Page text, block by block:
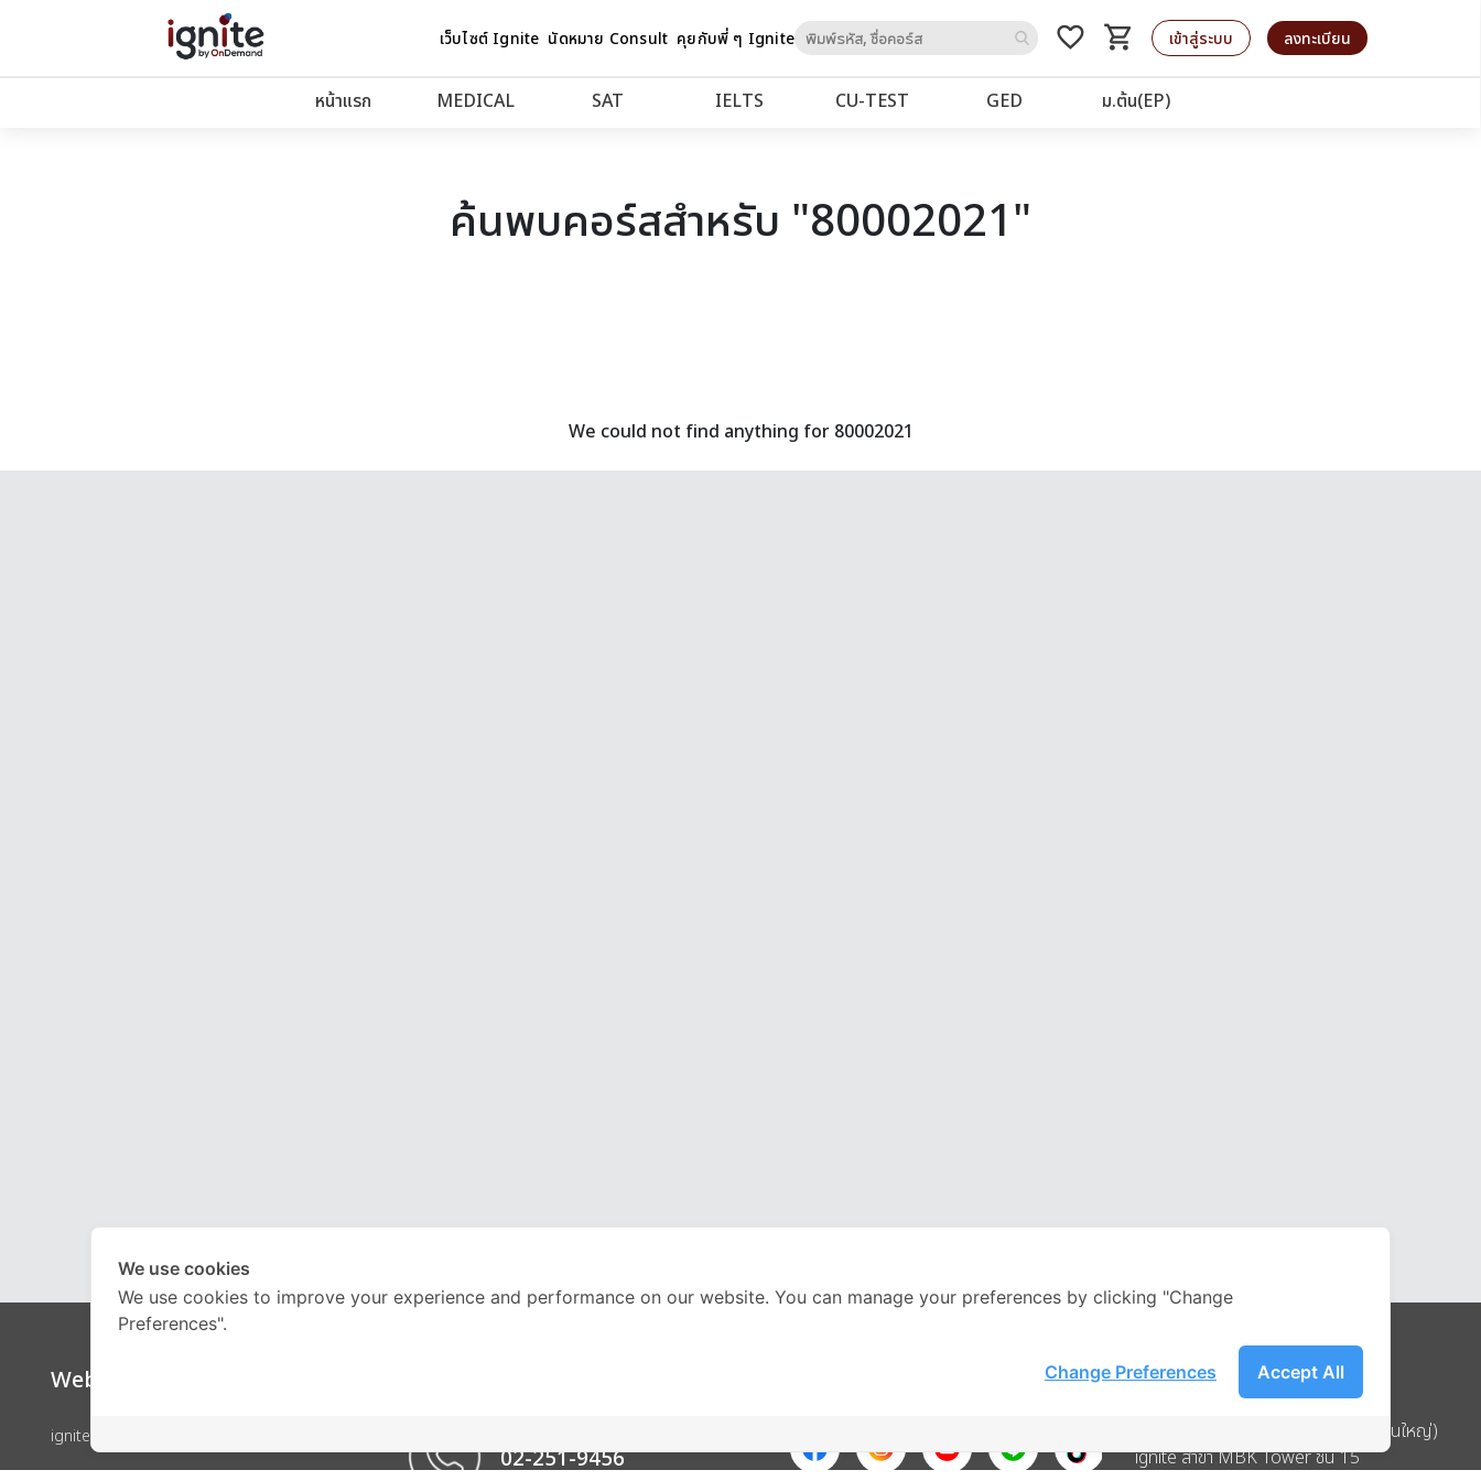
เว็บไซต์ Ignite นัดหมาย Consult คุยกับพี่ ๆ Igniteto
favorite_border shopping_cart
รถเข็น เข้าสู่ระบบ ลงทะเบียน
หน้าแรก MEDICAL SAT IELTS CU‑TEST GED ม.ต้น(EP)
ค้นพบคอร์สสำหรับ "80002021"
We could not find anything for 80002021
Website
ignite by OnDemand
02-251-9456
Address
บริษัท อิกไนท์ เอ สตาร์ จำกัด (สำนักงานใหญ่)
ignite สาขา MBK Tower ชั้น 15
We use cookies
We use cookies to improve your experience and performance on our website. You can manage your preferences by clicking "Change
Preferences".
Accept All
Change Preferences